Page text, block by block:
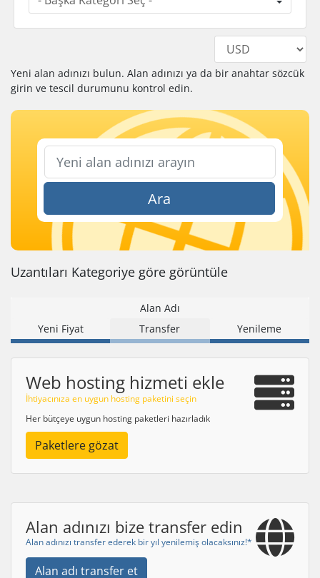
Yeni alan adınızı bulun. Alan adınızı ya da bir anahtar sözcük
girin ve tescil durumunu kontrol edin.
Ara
Uzantıları Kategoriye göre görüntüle
Alan Adı
Yeni Fiyat
Transfer Yenileme
Web hosting hizmeti ekle
İhtiyacınıza en uygun hosting paketini seçin
Her bütçeye uygun hosting paketleri hazırladık
Paketlere gözat
Alan adınızı bize transfer edin
Alan adınızı transfer ederek bir yıl yenilemiş olacaksınız!*
Alan adı transfer et